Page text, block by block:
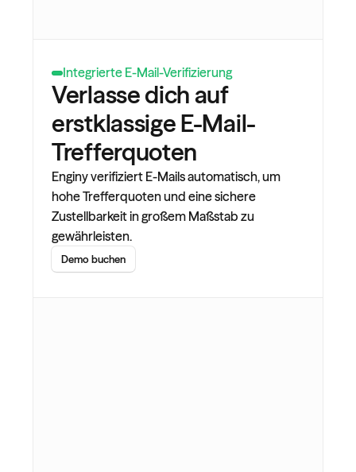
Integrierte E-Mail-Verifizierung
Verlasse dich auf
erstklassige E-Mail-
Trefferquoten
Enginy verifiziert E-Mails automatisch, um
hohe Trefferquoten und eine sichere
Zustellbarkeit in großem Maßstab zu
gewährleisten.
Demo buchen